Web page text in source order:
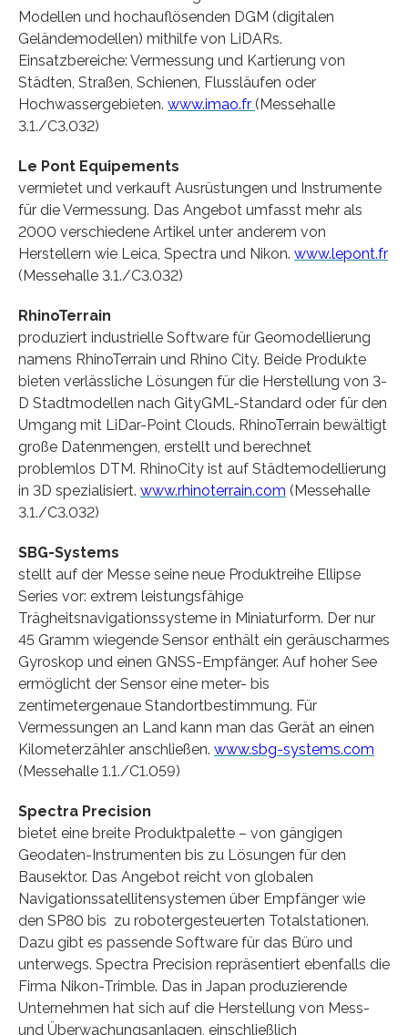
Modellen und hochauflösenden DGM (digitalen
Geländemodellen) mithilfe von LiDARs.
Einsatzbereiche: Vermessung und Kartierung von
Städten, Straßen, Schienen, Flussläufen oder
Hochwassergebieten. www.imao.fr (Messehalle
3.1./C3.032)
Le Pont Equipements
vermietet und verkauft Ausrüstungen und Instrumente
für die Vermessung. Das Angebot umfasst mehr als
2000 verschiedene Artikel unter anderem von
Herstellern wie Leica, Spectra und Nikon. www.lepont.fr
(Messehalle 3.1./C3.032)
RhinoTerrain
produziert industrielle Software für Geomodellierung
namens RhinoTerrain und Rhino City. Beide Produkte
bieten verlässliche Lösungen für die Herstellung von 3-
D Stadtmodellen nach GityGML-Standard oder für den
Umgang mit LiDar-Point Clouds. RhinoTerrain bewältigt
große Datenmengen, erstellt und berechnet
problemlos DTM. RhinoCity ist auf Städtemodellierung
in 3D spezialisiert. www.rhinoterrain.com (Messehalle
3.1./C3.032)
SBG-Systems
stellt auf der Messe seine neue Produktreihe Ellipse
Series vor: extrem leistungsfähige
Trägheitsnavigationssysteme in Miniaturform. Der nur
45 Gramm wiegende Sensor enthält ein geräuscharmes
Gyroskop und einen GNSS-Empfänger. Auf hoher See
ermöglicht der Sensor eine meter- bis
zentimetergenaue Standortbestimmung. Für
Vermessungen an Land kann man das Gerät an einen
Kilometerzähler anschließen. www.sbg-systems.com
(Messehalle 1.1./C1.059)
Spectra Precision
bietet eine breite Produktpalette – von gängigen
Geodaten-Instrumenten bis zu Lösungen für den
Bausektor. Das Angebot reicht von globalen
Navigationssatellitensystemen über Empfänger wie
den SP80 bis zu robotergesteuerten Totalstationen.
Dazu gibt es passende Software für das Büro und
unterwegs. Spectra Precision repräsentiert ebenfalls die
Firma Nikon-Trimble. Das in Japan produzierende
Unternehmen hat sich auf die Herstellung von Mess-
und Überwachungsanlagen, einschließlich